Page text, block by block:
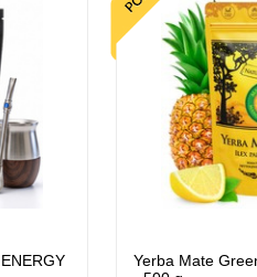
Yerba Mate